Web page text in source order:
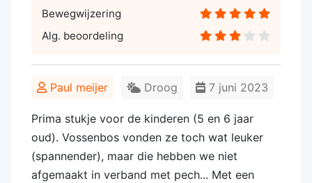
Bewegwijzering
Alg. beoordeling
Paul meijer 7 juni 2023
Droog
Prima stukje voor de kinderen (5 en 6 jaar
oud). Vossenbos vonden ze toch wat leuker
(spannender), maar die hebben we niet
afgemaakt in verband met pech... Met een